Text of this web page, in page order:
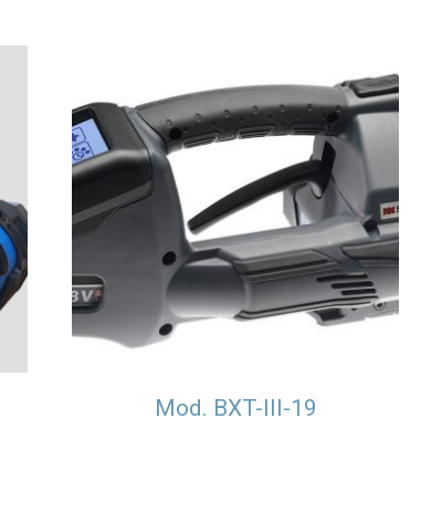
Mod. BXT-III-19